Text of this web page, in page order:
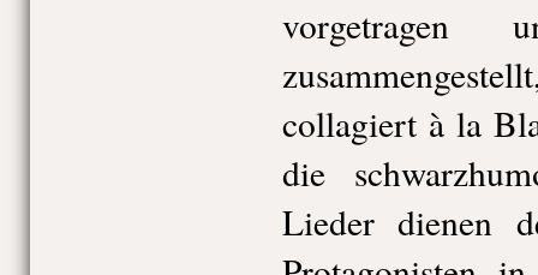
vorgetragen
collagiert à la
die
Lieder dienen